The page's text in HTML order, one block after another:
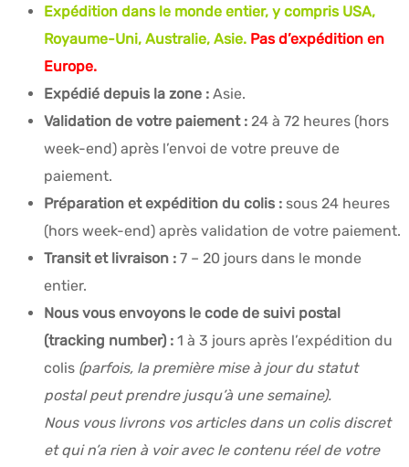
Expédition dans le monde entier, y compris USA,
Royaume-Uni, Australie, Asie. Pas d’expédition en
Europe.
Expédié depuis la zone : Asie.
Validation de votre paiement : 24 à 72 heures (hors
week-end) après l’envoi de votre preuve de
paiement.
Préparation et expédition du colis : sous 24 heures
(hors week-end) après validation de votre paiement.
Transit et livraison : 7 – 20 jours dans le monde
entier.
Nous vous envoyons le code de suivi postal
(tracking number) : 1 à 3 jours après l’expédition du
colis (parfois, la première mise à jour du statut
postal peut prendre jusqu’à une semaine).
Nous vous livrons vos articles dans un colis discret
et qui n’a rien à voir avec le contenu réel de votre